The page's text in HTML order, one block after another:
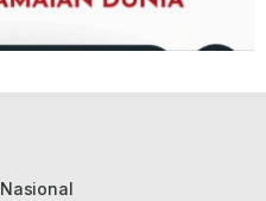
Nasional